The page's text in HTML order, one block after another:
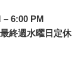
– 6:00 PM
終週水曜日定休